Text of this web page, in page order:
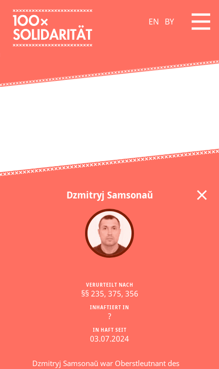
EN BY
Dzmitryj Samsonaŭ
IN HAFT SEIT
03.07.2024
INHAFTIERT IN
?
VERURTEILT NACH
§§ 235, 375, 356
Dzmitryj Samsonaŭ war Oberstleutnant des